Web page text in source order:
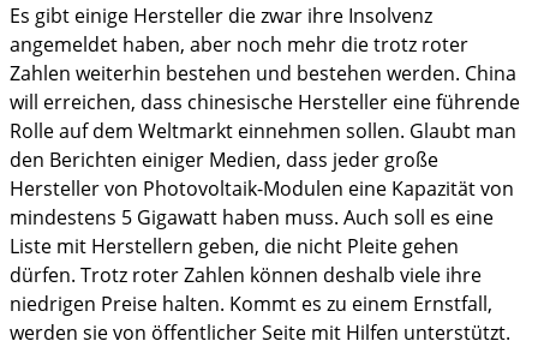
Es gibt einige Hersteller die zwar ihre Insolvenz
angemeldet haben, aber noch mehr die trotz roter
Zahlen weiterhin bestehen und bestehen werden. China
will erreichen, dass chinesische Hersteller eine führende
Rolle auf dem Weltmarkt einnehmen sollen. Glaubt man
den Berichten einiger Medien, dass jeder große
Hersteller von Photovoltaik-Modulen eine Kapazität von
mindestens 5 Gigawatt haben muss. Auch soll es eine
Liste mit Herstellern geben, die nicht Pleite gehen
dürfen. Trotz roter Zahlen können deshalb viele ihre
niedrigen Preise halten. Kommt es zu einem Ernstfall,
werden sie von öffentlicher Seite mit Hilfen unterstützt.